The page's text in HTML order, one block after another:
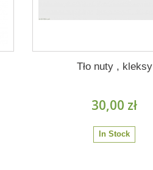
Tło nuty , kleksy
30,00 zł
In Stock